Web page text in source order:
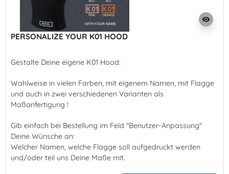
visibility
PERSONALIZE YOUR K01 HOOD
Gestalte Deine eigene K01 Hood:
Wahlweise in vielen Farben, mit eigenem Namen, mit Flagge
und auch in zwei verschiedenen Varianten als
Maßanfertigung !
Gib einfach bei Bestellung im Feld "Benutzer-Anpassung"
Deine Wünsche an:
Welcher Namen, welche Flagge soll aufgedruckt werden
und/oder teil uns Deine Maße mit.